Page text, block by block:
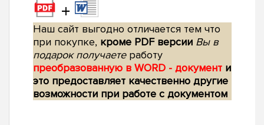
+
Наш сайт выгодно отличается тем что
при покупке, кроме PDF версии Вы в
подарок получаетеработу
преобразованную в WORD - документ и
это предоставляет качественно другие
возможности при работе с документом